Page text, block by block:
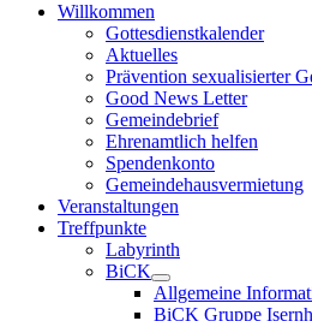
Willkommen
Gottesdienstkalender
Aktuelles
Prävention sexualisierter
Good News Letter
Gemeindebrief
Ehrenamtlich helfen
Spendenkonto
Gemeindehausvermietung
Veranstaltungen
Treffpunkte
Labyrinth
BiCK
Allgemeine
BiCK Gruppe